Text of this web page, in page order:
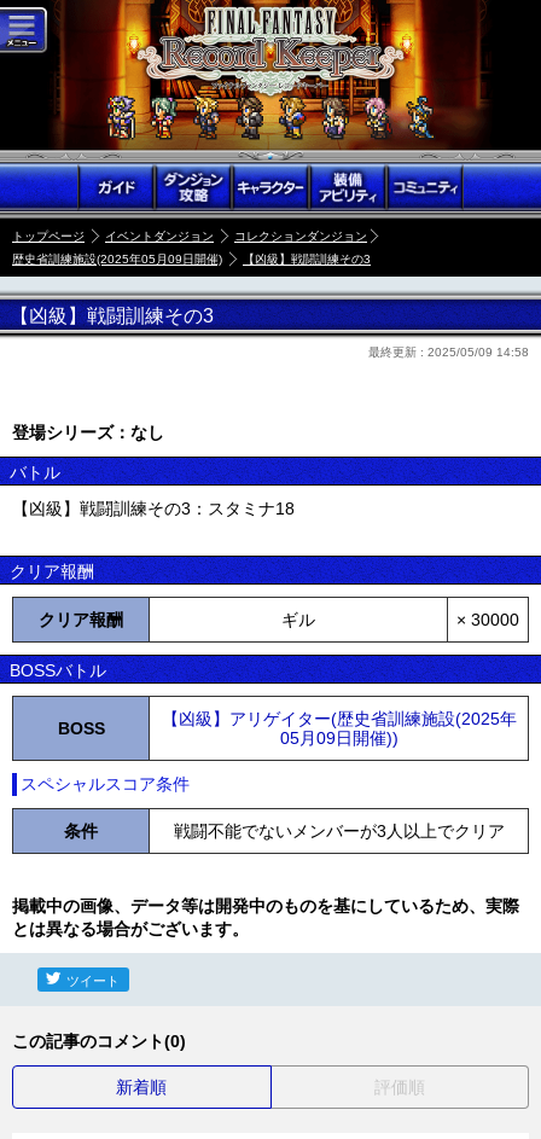
トップページ イベントダンジョン
コレクションダンジョン
歴史省訓練施設(2025年05月09日開催)
【凶級】戦闘訓練その3
【凶級】戦闘訓練その3
最終更新 : 2025/05/09 14:58
登場シリーズ：なし
バトル
【凶級】戦闘訓練その3：スタミナ18
クリア報酬
クリア報酬 ギル × 30000
BOSSバトル
BOSS
【凶級】アリゲイター(歴史省訓練施設(2025年
05月09日開催))
スペシャルスコア条件
条件 戦闘不能でないメンバーが3人以上でクリア
掲載中の画像、データ等は開発中のものを基にしているため、実際
とは異なる場合がございます。
ツイート
この記事のコメント(0)
新着順 評価順